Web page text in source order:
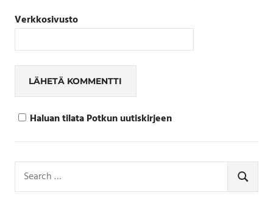
Verkkosivusto
Haluan tilata Potkun uutiskirjeen
for:
SEARCH